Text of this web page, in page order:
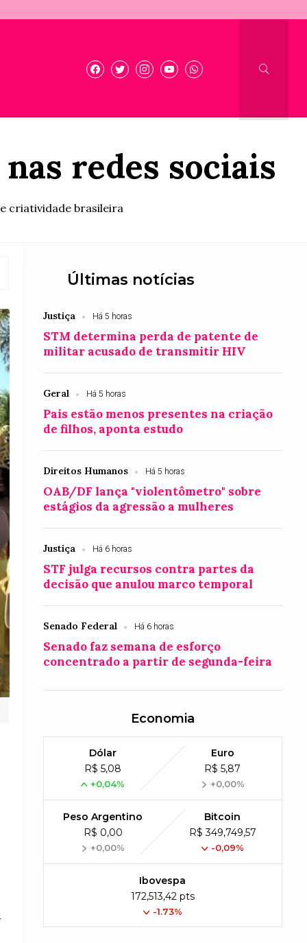
redes sociais
criatividade brasileira
Últimas notícias
Justiça Há 5 horas
STM determina perda de patente de
militar acusado de transmitir HIV
Geral Há 5 horas
Pais estão menos presentes na criação
de filhos, aponta estudo
Direitos Humanos Há 5 horas
OAB/DF lança "violentômetro" sobre
estágios da agressão a mulheres
Justiça Há 6 horas
STF julga recursos contra partes da
decisão que anulou marco temporal
Senado Federal Há 6 horas
Senado faz semana de esforço
concentrado a partir de segunda-feira
Economia
Dólar
R$ 5,08
+0,04%
Euro
R$ 5,87
+0,00%
Peso Argentino
R$ 0,00
+0,00%
Bitcoin
R$ 349,749,57
-0,09%
Ibovespa
172,513,42 pts
-1.73%